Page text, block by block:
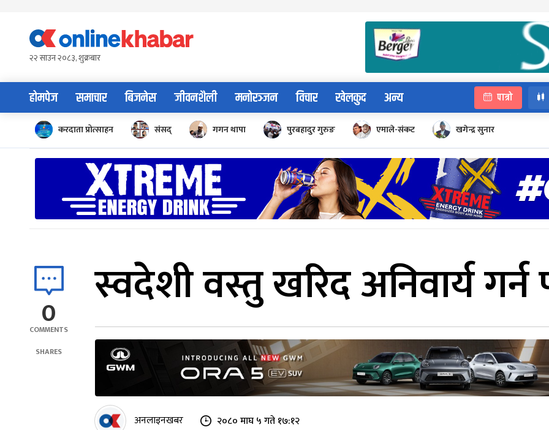
content२२ साउन २०८३, शुक्रबार
होमपेज समाचार बिजनेस जीवनशैली मनोरञ्जन विचार खेलकुद अन्य पात्रो
करदाता प्रोत्साहन संसद् गगन थापा पुरबहादुर गुरुङ एमाले-संकट खगेन्द्र सुनार
0
COMMENTS
SHARES
स्वदेशी वस्तु खरिद अनिवार्य
अनलाइनखबर २०८० माघ ५ गते १७:१२